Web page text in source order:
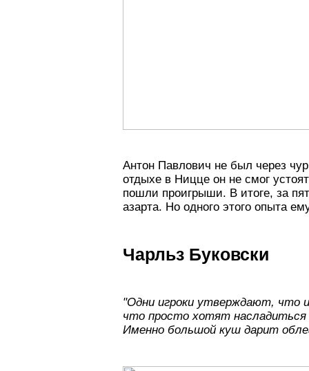
Антон Павлович не был через
отдыхе в Ницце он не смог
пошли проигрыши. В итоге, за
азарта. Но одного этого опыта
Чарльз Буковски
"Одни игроки утверждают, что
что просто хотят
Именно большой куш дарит